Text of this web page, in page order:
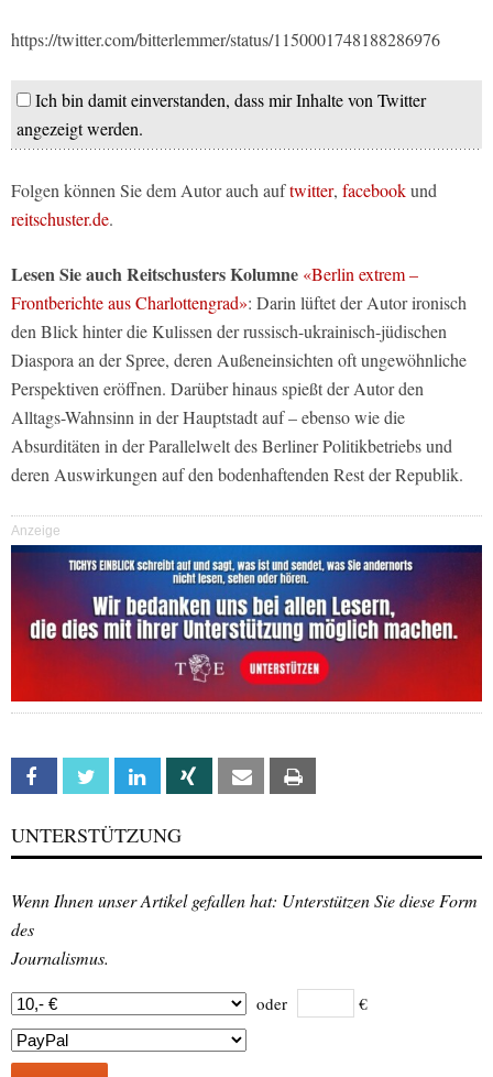
https://twitter.com/bitterlemmer/status/1150001748188286976
Ich bin damit einverstanden, dass mir Inhalte von Twitter
angezeigt werden.
Folgen können Sie dem Autor auch auftwitter, facebookund
reitschuster.de.
Lesen Sie auch Reitschusters Kolumne «Berlin extrem –
Frontberichte aus Charlottengrad»: Darin lüftet der Autor ironisch
den Blick hinter die Kulissen der russisch-ukrainisch-jüdischen
Diaspora an der Spree, deren Außeneinsichten oft ungewöhnliche
Perspektiven eröffnen. Darüber hinaus spießt der Autor den
Alltags-Wahnsinn in der Hauptstadt auf – ebenso wie die
Absurditäten in der Parallelwelt des Berliner Politikbetriebs und
deren Auswirkungen auf den bodenhaftenden Rest der Republik.
Anzeige
Facebook Twitter Linkedin Xing Email
UNTERSTÜTZUNG
Wenn Ihnen unser Artikel gefallen hat: Unterstützen Sie diese Form
des
Journalismus.
oder €